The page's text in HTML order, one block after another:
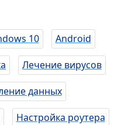
10 Android
Лечение вирусов
данных
Настройка роутера